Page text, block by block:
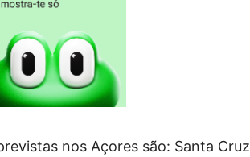
nos Açores são: Santa Cruz